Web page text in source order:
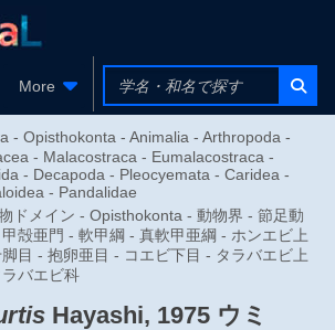
More
- Opisthokonta - Animalia - Arthropoda -
- Malacostraca - Eumalacostraca -
- Decapoda - Pleocyemata - Caridea -
- Pandalidae
ドメイン - Opisthokonta - 動物界 - 節足動
殻亜門 - 軟甲綱 - 真軟甲亜綱 - ホンエビ上
脚目 - 抱卵亜目 - コエビ下目 - タラバエビ上
バエビ科
Hayashi, 1975 ウミ